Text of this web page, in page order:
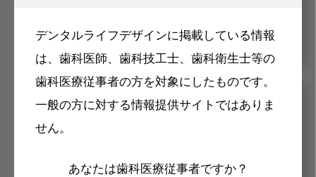
デンタルライフデザインに掲載している情報
は、歯科医師、歯科技工士、歯科衛生士等の
歯科医療従事者の方を対象にしたものです。
一般の方に対する情報提供サイトではありま
せん。
あなたは歯科医療従事者ですか？
メリット